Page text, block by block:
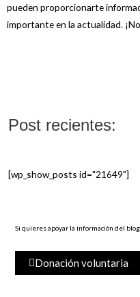
pueden proporcionarte
importante en la actualidad.
Post recientes:
[wp_show_posts id="21649"]
Si quieres apoyar la información del
Donación voluntaria